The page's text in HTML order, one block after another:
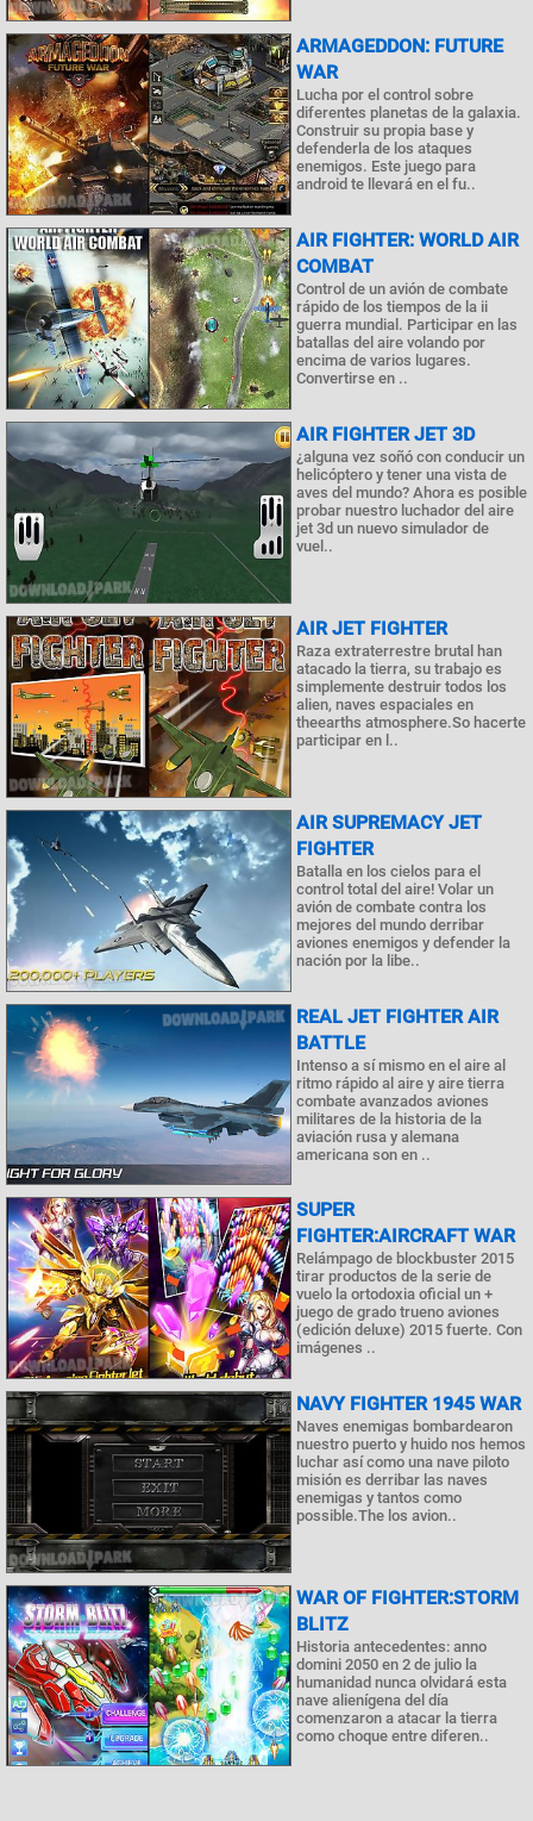
ARMAGEDDON: FUTURE
WAR
Lucha por el control sobre
diferentes planetas de la galaxia.
Construir su propia base y
defenderla de los ataques
enemigos. Este juego para
android te llevará en el fu..
AIR FIGHTER: WORLD AIR
COMBAT
Control de un avión de combate
rápido de los tiempos de la ii
guerra mundial. Participar en las
batallas del aire volando por
encima de varios lugares.
Convertirse en ..
AIR FIGHTER JET 3D
¿alguna vez soñó con conducir un
helicóptero y tener una vista de
aves del mundo? Ahora es posible
probar nuestro luchador del aire
jet 3d un nuevo simulador de
vuel..
AIR JET FIGHTER
Raza extraterrestre brutal han
atacado la tierra, su trabajo es
simplemente destruir todos los
alien, naves espaciales en
theearths atmosphere.So hacerte
participar en l..
AIR SUPREMACY JET
FIGHTER
Batalla en los cielos para el
control total del aire! Volar un
avión de combate contra los
mejores del mundo derribar
aviones enemigos y defender la
nación por la libe..
REAL JET FIGHTER AIR
BATTLE
Intenso a sí mismo en el aire al
ritmo rápido al aire y aire tierra
combate avanzados aviones
militares de la historia de la
aviación rusa y alemana
americana son en ..
SUPER
FIGHTER:AIRCRAFT WAR
Relámpago de blockbuster 2015
tirar productos de la serie de
vuelo la ortodoxia oficial un +
juego de grado trueno aviones
(edición deluxe) 2015 fuerte. Con
imágenes ..
NAVY FIGHTER 1945 WAR
Naves enemigas bombardearon
nuestro puerto y huido nos hemos
luchar así como una nave piloto
misión es derribar las naves
enemigas y tantos como
possible.The los avion..
WAR OF FIGHTER:STORM
BLITZ
Historia antecedentes: anno
domini 2050 en 2 de julio la
humanidad nunca olvidará esta
nave alienígena del día
comenzaron a atacar la tierra
como choque entre diferen..